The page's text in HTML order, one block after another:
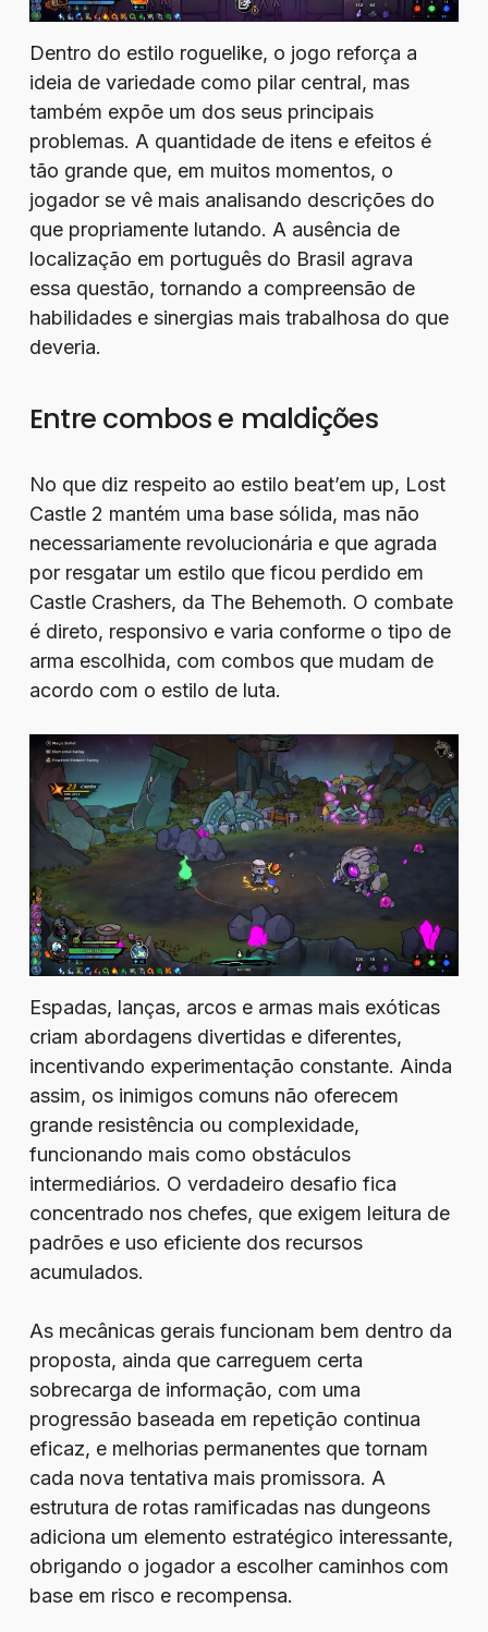
Dentro do estilo roguelike, o jogo reforça a
ideia de variedade como pilar central, mas
também expõe um dos seus principais
problemas. A quantidade de itens e efeitos é
tão grande que, em muitos momentos, o
jogador se vê mais analisando descrições do
que propriamente lutando. A ausência de
localização em português do Brasil agrava
essa questão, tornando a compreensão de
habilidades e sinergias mais trabalhosa do que
deveria.
Entre combos e maldições
No que diz respeito ao estilo beat’em up, Lost
Castle 2 mantém uma base sólida, mas não
necessariamente revolucionária e que agrada
por resgatar um estilo que ficou perdido em
Castle Crashers, da The Behemoth. O combate
é direto, responsivo e varia conforme o tipo de
arma escolhida, com combos que mudam de
acordo com o estilo de luta.
Espadas, lanças, arcos e armas mais exóticas
criam abordagens divertidas e diferentes,
incentivando experimentação constante. Ainda
assim, os inimigos comuns não oferecem
grande resistência ou complexidade,
funcionando mais como obstáculos
intermediários. O verdadeiro desafio fica
concentrado nos chefes, que exigem leitura de
padrões e uso eficiente dos recursos
acumulados.
As mecânicas gerais funcionam bem dentro da
proposta, ainda que carreguem certa
sobrecarga de informação, com uma
progressão baseada em repetição continua
eficaz, e melhorias permanentes que tornam
cada nova tentativa mais promissora. A
estrutura de rotas ramificadas nas dungeons
adiciona um elemento estratégico interessante,
obrigando o jogador a escolher caminhos com
base em risco e recompensa.